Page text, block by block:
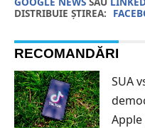
DISTRIBUIE ȘTIREA:
RECOMANDĂRI
SUA